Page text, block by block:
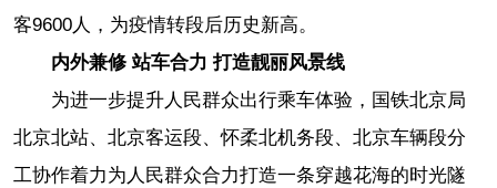
客9600人，为疫情转段后历史新高。
内外兼修 站车合力 打造靓丽风景线
为进一步提升人民群众出行乘车体验，国铁北京局
北京北站、北京客运段、怀柔北机务段、北京车辆段分
工协作着力为人民群众合力打造一条穿越花海的时光隧